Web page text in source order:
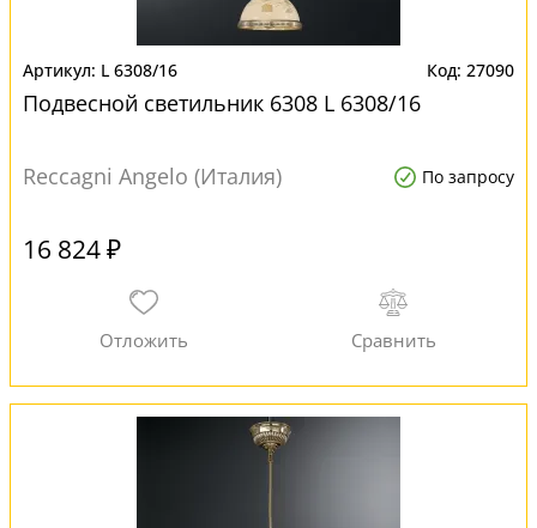
L 6308/16 27090
Подвесной светильник 6308 L 6308/16
Reccagni Angelo (Италия) По запросу
16 824 ₽